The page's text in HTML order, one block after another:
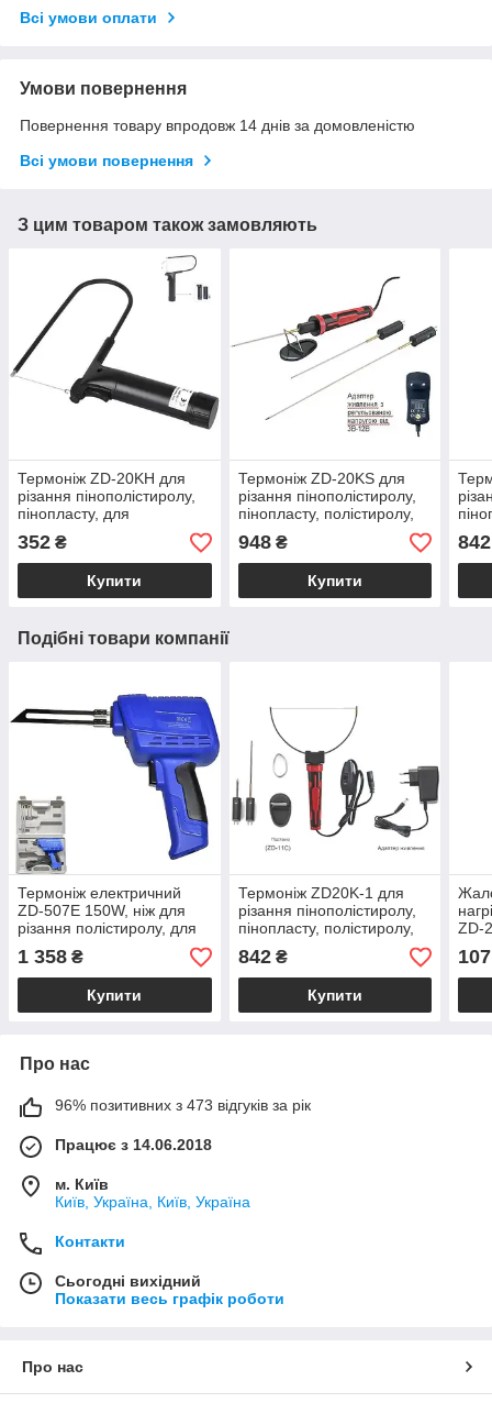
Всі умови оплати
Умови повернення
Повернення товару впродовж 14 днів за домовленістю
Всі умови повернення
З цим товаром також замовляють
Термоніж ZD-20KH для
різання пінополістиролу,
пінопласту, для
гравіювання полістиролу,
ніхромовий різак, ZD20KH
352 ₴
Купити
Термоніж ZD-20KS для
різання пінополістиролу,
пінопласту, полістиролу,
ніхромового різання,
ZD20KS
948₴
Купити
842
Подібні товари компанії
Термоніж електричний
ZD-507E 150W, ніж для
різання полістиролу, для
гравіювання полістиролу,
ніхромовий різак, ZD507E
Prowest
1 358 ₴
Купити
Термоніж ZD20K-1 для
різання пінополістиролу,
пінопласту, полістиролу,
ніхромового різання, ZD-
20K-1, zd-20k-1
842₴
Купити
ZD-
107
Про нас
96% позитивних з 473 відгуків за рік
Працює з 14.06.2018
м. Київ
Київ, Україна, Київ, Україна
Контакти
Сьогодні вихідний
Показати весь графік роботи
Про нас